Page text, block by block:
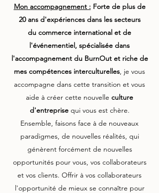
Mon accompagnement : Forte de plus de
20 ans d'expériences dans les secteurs
du commerce international et de
l'événementiel, spécialisée dans
l'accompagnement du BurnOut et riche de
mes compétences interculturelles, je vous
accompagne dans cette transition et vous
aide à créer cette nouvelle culture
d'entreprisequi vous est chère.
Ensemble, faisons face à de nouveaux
paradigmes, de nouvelles réalités, qui
génèrent forcément de nouvelles
opportunités pour vous, vos collaborateurs
et vos clients. Offrir à vos collaborateurs
l'opportunité de mieux se connaître pour